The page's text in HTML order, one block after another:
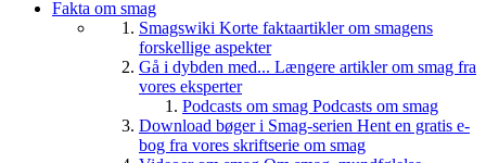
Fakta om smag
Smagswiki Korte faktaartikler om smagens
forskellige aspekter
Gå i dybden med... Længere artikler om smag fra
vores eksperter
Podcasts om smag Podcasts om smag
Download bøger i Smag-serien Hent en gratis e-
bog fra vores skriftserie om smag